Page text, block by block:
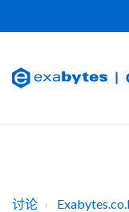
讨论